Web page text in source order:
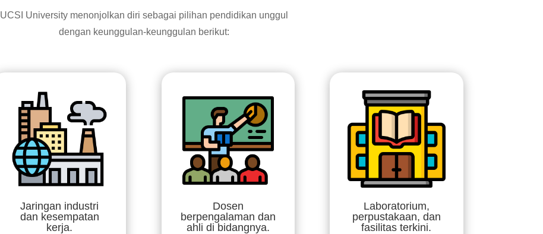
UCSI University menonjolkan diri sebagai pilihan pendidikan unggul
dengan keunggulan-keunggulan berikut:
Jaringan industri
dan kesempatan
kerja.
Dosen
berpengalaman dan
ahli di bidangnya.
Laboratorium,
perpustakaan, dan
fasilitas terkini.